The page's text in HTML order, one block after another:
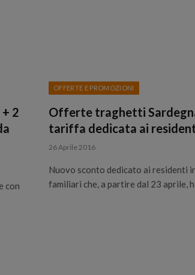
2
con
OFFERTE E PROMOZIONI
Offerte traghetti
tariffa dedicata ai
26 Aprile 2016
Nuovo sconto dedicato ai residenti
familiari che, a partire dal 23 aprile,